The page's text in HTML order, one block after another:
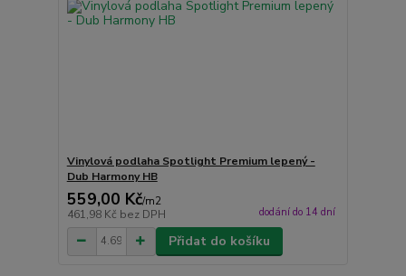
Vinylová podlaha Spotlight Premium lepený -
Dub Harmony HB
559,00 Kč/m2
461,98 Kč bez DPH dodání do 14 dní
Přidat do košíku